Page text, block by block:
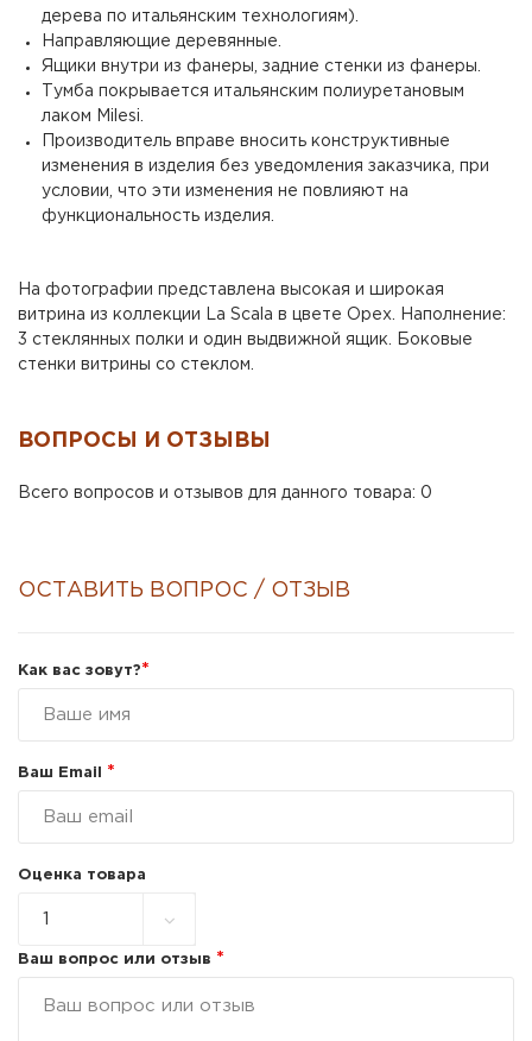
дерева по итальянским технологиям).
Направляющие деревянные.
Ящики внутри из фанеры, задние стенки из фанеры.
Тумба покрывается итальянским полиуретановым
лаком Milesi.
Производитель вправе вносить конструктивные
изменения в изделия без уведомления заказчика, при
условии, что эти изменения не повлияют на
функциональность изделия.
На фотографии представлена высокая и широкая
витрина из коллекции La Scala в цвете Орех. Наполнение:
3 стеклянных полки и один выдвижной ящик. Боковые
стенки витрины со стеклом.
ВОПРОСЫ И ОТЗЫВЫ
Всего вопросов и отзывов для данного товара: 0
ОСТАВИТЬ ВОПРОС / ОТЗЫВ
Как вас зовут?*
Ваш Email *
Оценка товара
Ваш вопрос или отзыв *